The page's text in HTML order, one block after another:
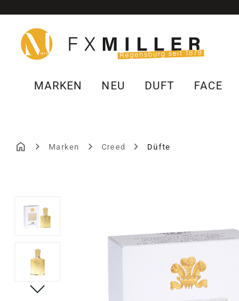
Hauptinhalt springen
Zur Suche springen
Zur Hauptnavigation springen
MARKEN NEU DUFT FACE
Marken Creed Düfte
Bildergalerie überspringen